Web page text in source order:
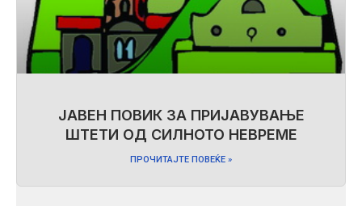
ЈАВЕН ПОВИК ЗА ПРИЈАВУВАЊЕ
ШТЕТИ ОД СИЛНОТО НЕВРЕМЕ
ПРОЧИТАЈТЕ ПОВЕЌЕ »